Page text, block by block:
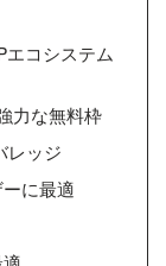
エコシステム
力な無料枠
レッジ
に最適